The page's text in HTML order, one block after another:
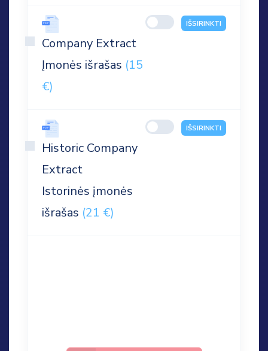
Company Extract
Įmonės išrašas (15
€)
IŠSIRINKTI
Historic Company
Extract
Istorinės įmonės
išrašas (21 €)
IŠSIRINKTI